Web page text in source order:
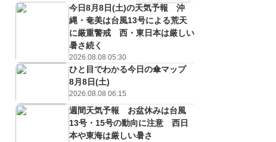
m/s
2ミリ
12m/s
23
2ミリ
28℃
12m/s
9日(日)
0
1 ミリ
28℃
11m/s
1
1
11m/s
2
10m/s 10m/s
今日8月8日(土)の天気予報 沖
縄・奄美は台風13号による荒天
に厳重警戒 西・東日本は厳しい
暑さ続く
2026.08.08 05:30
ひと目でわかる今日の傘マップ
8月8日(土)
2026.08.08 06:15
週間天気予報 お盆休みは台風
13号・15号の動向に注意 西日
本や東海は厳しい暑さ